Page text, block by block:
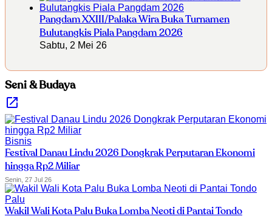
Pangdam XXIII/Palaka Wira Buka Turnamen
Bulutangkis Piala Pangdam 2026
Sabtu, 2 Mei 26
Seni & Budaya
Bisnis
Festival Danau Lindu 2026 Dongkrak Perputaran Ekonomi
hingga Rp2 Miliar
Senin, 27 Jul 26
Palu
Wakil Wali Kota Palu Buka Lomba Neoti di Pantai Tondo